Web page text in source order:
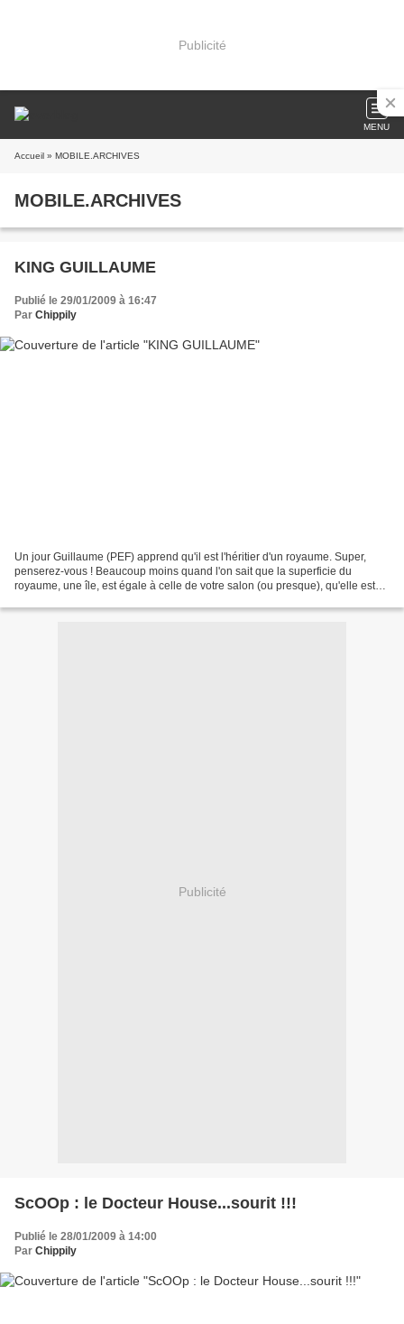
Publicité
MENU
Accueil » MOBILE.ARCHIVES
MOBILE.ARCHIVES
KING GUILLAUME
Publié le 29/01/2009 à 16:47
Par Chippily
Un jour Guillaume (PEF) apprend qu'il est l'héritier d'un royaume. Super,
penserez-vous ! Beaucoup moins quand l'on sait que la superficie du
royaume, une île, est égale à celle de votre salon (ou presque), qu'elle est
Publicité
ScOOp : le Docteur House...sourit !!!
Publié le 28/01/2009 à 14:00
Par Chippily